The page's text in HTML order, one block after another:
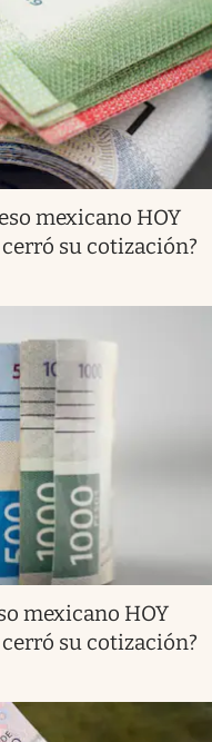
mexicano HOY
su cotización?
mexicano HOY
su cotización?